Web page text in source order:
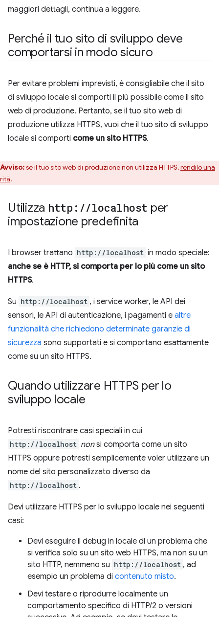
maggiori dettagli, continua a leggere.
Perché il tuo sito di sviluppo deve
comportarsi in modo sicuro
Per evitare problemi imprevisti, è consigliabile che il sito
di sviluppo locale si comporti il più possibile come il sito
web di produzione. Pertanto, se il tuo sito web di
produzione utilizza HTTPS, vuoi che il tuo sito di sviluppo
locale si comporti come un sito HTTPS.
Avviso:se il tuo sito web di produzione non utilizza HTTPS,rendilo una
.
Utilizza http: //localhost per
impostazione predefinita
I browser trattano http://localhost in modo speciale:
anche se è HTTP, si comporta per lo più come un sito
HTTPS.
Su http://localhost , i service worker, le API dei
sensori, le API di autenticazione, i pagamenti e altre
funzionalità che richiedono determinate garanzie di
sicurezza sono supportati e si comportano esattamente
come su un sito HTTPS.
Quando utilizzare HTTPS per lo
sviluppo locale
Potresti riscontrare casi speciali in cui
http://localhost nonsi comporta come un sito
HTTPS oppure potresti semplicemente voler utilizzare un
nome del sito personalizzato diverso da
http://localhost .
Devi utilizzare HTTPS per lo sviluppo locale nei seguenti
casi:
Devi eseguire il debug in locale di un problema che
si verifica solo su un sito web HTTPS, ma non su un
sito HTTP, nemmeno su http://localhost , ad
esempio un problema di contenuto misto.
Devi testare o riprodurre localmente un
comportamento specifico di HTTP/2 o versioni